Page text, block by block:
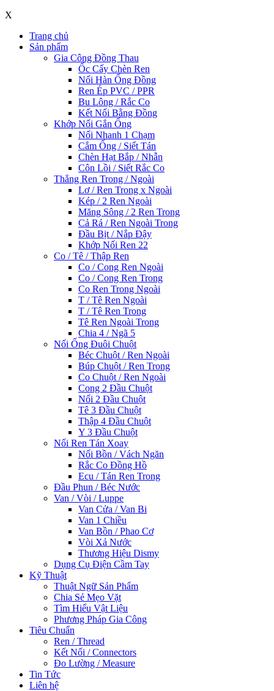
X
Trang chủ
Sản phẩm
Gia Công Đồng Thau
Ốc Cấy Chèn Ren
Nối Hàn Ống Đồng
Ren Ép PVC / PPR
Bu Lông / Rắc Co
Kết Nối Bằng Đồng
Khớp Nối Gắn Ống
Nối Nhanh 1 Chạm
Cắm Ống / Siết Tán
Chèn Hạt Bắp / Nhẫn
Côn Lồi / Siết Rắc Co
Thẳng Ren Trong / Ngoài
Lơ / Ren Trong x Ngoài
Kép / 2 Ren Ngoài
Măng Sông / 2 Ren Trong
Cả Rá / Ren Ngoài Trong
Đầu Bịt / Nắp Đậy
Khớp Nối Ren 22
Co / Tê / Thập Ren
Co / Cong Ren Ngoài
Co / Cong Ren Trong
Co Ren Trong Ngoài
T / Tê Ren Ngoài
T / Tê Ren Trong
Tê Ren Ngoài Trong
Chia 4 / Ngã 5
Nối Ống Đuôi Chuột
Béc Chuột / Ren Ngoài
Búp Chuột / Ren Trong
Co Chuột / Ren Ngoài
Cong 2 Đầu Chuột
Nối 2 Đầu Chuột
Tê 3 Đầu Chuột
Thập 4 Đầu Chuột
Y 3 Đầu Chuột
Nối Ren Tán Xoay
Nối Bồn / Vách Ngăn
Rắc Co Đồng Hồ
Ecu / Tán Ren Trong
Đầu Phun / Béc Nước
Van / Vòi / Luppe
Van Cửa / Van Bi
Van 1 Chiều
Van Bồn / Phao Cơ
Vòi Xả Nước
Thương Hiệu Dismy
Dụng Cụ Điện Cầm Tay
Kỹ Thuật
Thuật Ngữ Sản Phẩm
Chia Sẻ Mẹo Vặt
Tìm Hiểu Vật Liệu
Phương Pháp Gia Công
Tiêu Chuẩn
Ren / Thread
Kết Nối / Connectors
Đo Lường / Measure
Tin Tức
Liên hệ